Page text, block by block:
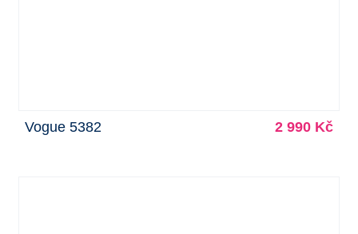
Vogue 5382 2 990 Kč